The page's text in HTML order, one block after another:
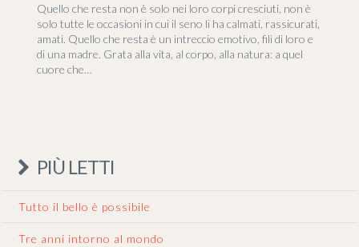
Quello che resta non è solo nei loro corpi cresciuti, non è
solo tutte le occasioni in cui il seno li ha calmati, rassicurati,
amati. Quello che resta è un intreccio emotivo, fili di loro e
di una madre. Grata alla vita, al corpo, alla natura: a quel
cuore che…
PIÙ LETTI
Tutto il bello è possibile
Tre anni intorno al mondo